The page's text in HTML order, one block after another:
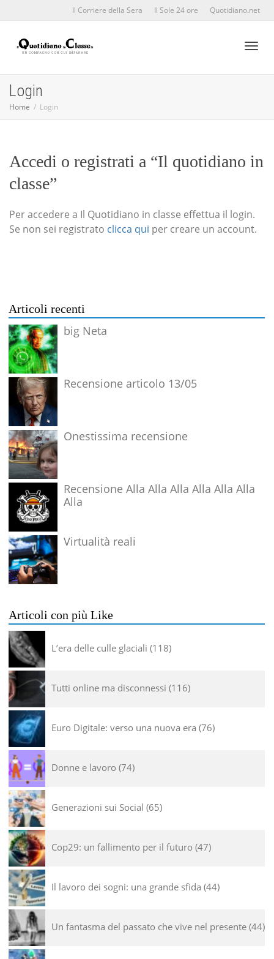
Il Corriere della Sera Il Sole 24 ore Quotidiano.net
Login
Home Login
Accedi o registrati a “Il quotidiano in
classe”
Per accedere a Il Quotidiano in classe effettua il login.
Se non sei registrato clicca qui per creare un account.
Articoli recenti
big Neta
Recensione articolo 13/05
Onestissima recensione
Recensione Alla Alla Alla Alla Alla Alla
Alla
Virtualità reali
Articoli con più Like
L’era delle culle glaciali 118
Tutti online ma disconnessi 116
Euro Digitale: verso una nuova era 76
Donne e lavoro 74
Generazioni sui Social 65
Cop29: un fallimento per il futuro 47
Il lavoro dei sogni: una grande sfida 44
Un fantasma del passato che vive nel presente 44